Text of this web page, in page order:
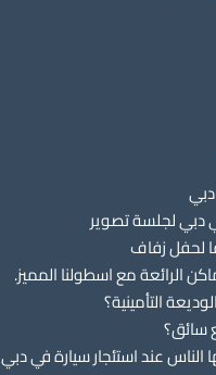
دبي لجلسة تصوير
لحفل زفاف
الرائعة مع اسطولنا المميز.
التأمينية؟
سائق؟
الناس عند استئجار سيارة في دبي